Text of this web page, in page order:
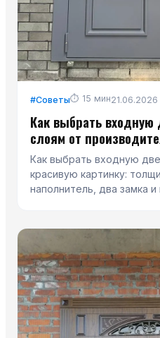
#Советы⏱ 15 мин21.06.2026
Как выбрать входную
слоям от
Как выбрать входную
красивую картинку:
наполнитель, два замка
чек-листом осмотра и 7
в шоуруме — от